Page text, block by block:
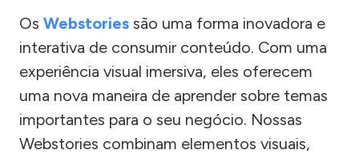
Os Webstories são uma forma inovadora e
interativa de consumir conteúdo. Com uma
experiência visual imersiva, eles oferecem
uma nova maneira de aprender sobre temas
importantes para o seu negócio. Nossas
Webstories combinam elementos visuais,